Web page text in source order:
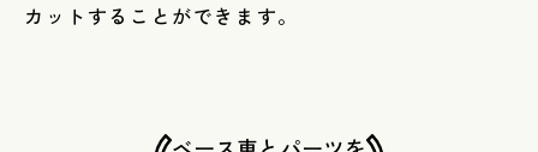
カットすることができます。